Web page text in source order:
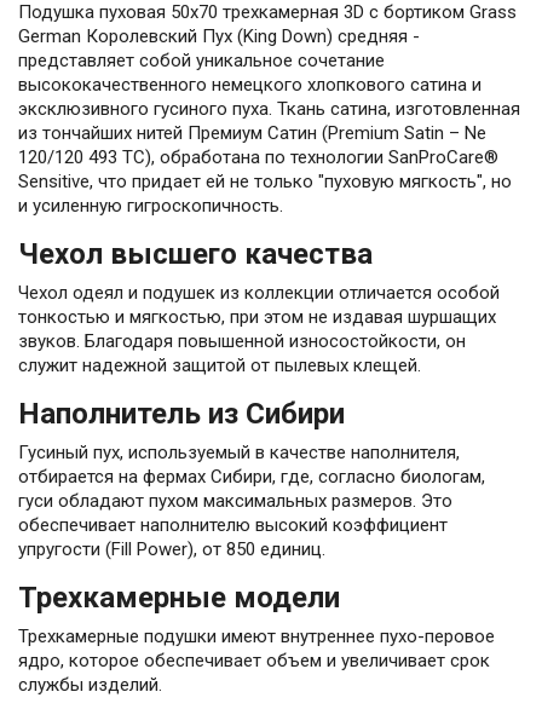
Подушка пуховая 50х70 трехкамерная 3D с бортиком Grass
German Королевский Пух (King Down) средняя -
представляет собой уникальное сочетание
высококачественного немецкого хлопкового сатина и
эксклюзивного гусиного пуха. Ткань сатина, изготовленная
из тончайших нитей Премиум Сатин (Premium Satin – Nе
120/120 493 ТС), обработана по технологии SanProCare®
Sensitive, что придает ей не только "пуховую мягкость", но
и усиленную гигроскопичность.
Чехол высшего качества
Чехол одеял и подушек из коллекции отличается особой
тонкостью и мягкостью, при этом не издавая шуршащих
звуков. Благодаря повышенной износостойкости, он
служит надежной защитой от пылевых клещей.
Наполнитель из Сибири
Гусиный пух, используемый в качестве наполнителя,
отбирается на фермах Сибири, где, согласно биологам,
гуси обладают пухом максимальных размеров. Это
обеспечивает наполнителю высокий коэффициент
упругости (Fill Power), от 850 единиц.
Трехкамерные модели
Трехкамерные подушки имеют внутреннее пухо-перовое
ядро, которое обеспечивает объем и увеличивает срок
службы изделий.